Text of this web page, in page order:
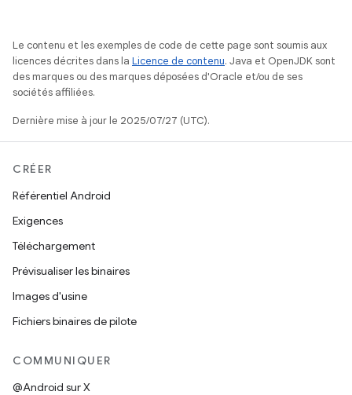
Le contenu et les exemples de code de cette page sont soumis aux
licences décrites dans la Licence de contenu. Java et OpenJDK sont
des marques ou des marques déposées d'Oracle et/ou de ses
sociétés affiliées.
Dernière mise à jour le 2025/07/27 (UTC).
CRÉER
Référentiel Android
Exigences
Téléchargement
Prévisualiser les binaires
Images d'usine
Fichiers binaires de pilote
COMMUNIQUER
@Android sur X